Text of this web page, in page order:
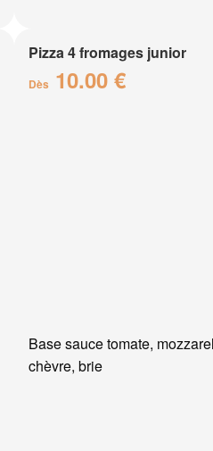
Pizza 4 fromages junior
Dès 10.00 €
Base sauce tomate,
chèvre, brie